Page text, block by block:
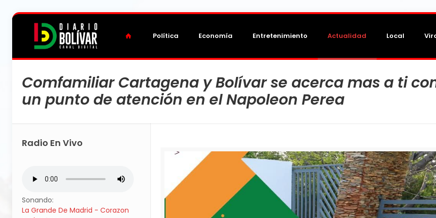
Política Economía Entretenimiento Actualidad Local
Comfamiliar Cartagena y Bolívar se acerca mas a ti
un punto de atención en el Napoleon Perea
Radio En Vivo
Sonando:
La Grande De Madrid - Corazon